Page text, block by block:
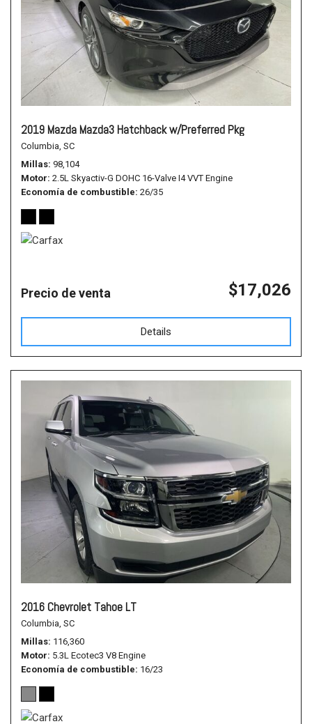
2019 Mazda Mazda3 Hatchback w/Preferred Pkg
Columbia, SC
Millas 98,104
Motor 2.5L Skyactiv-G DOHC 16-Valve I4 VVT Engine
Economía de combustible 26/35
Precio de venta $17,026
Details
2016 Chevrolet Tahoe LT
Columbia, SC
Millas 116,360
Motor 5.3L Ecotec3 V8 Engine
Economía de combustible 16/23